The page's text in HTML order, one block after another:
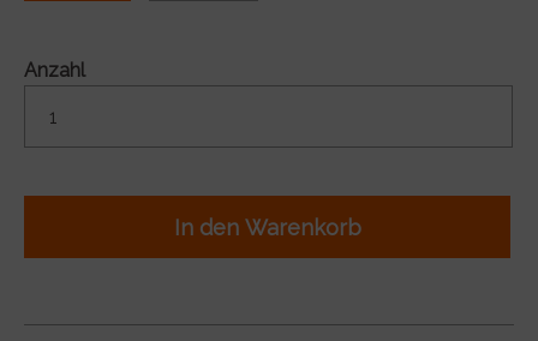
Anzahl
In den Warenkorb